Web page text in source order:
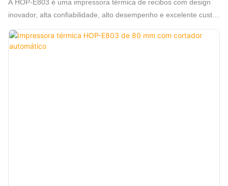
A HOP-E803 é uma impressora térmica de recibos com design
inovador, alta confiabilidade, alto desempenho e excelente custo-
benefício. Impressão de alta velocidade de 250 mm/s, que
melhora significativamente a eficiência de impressão.